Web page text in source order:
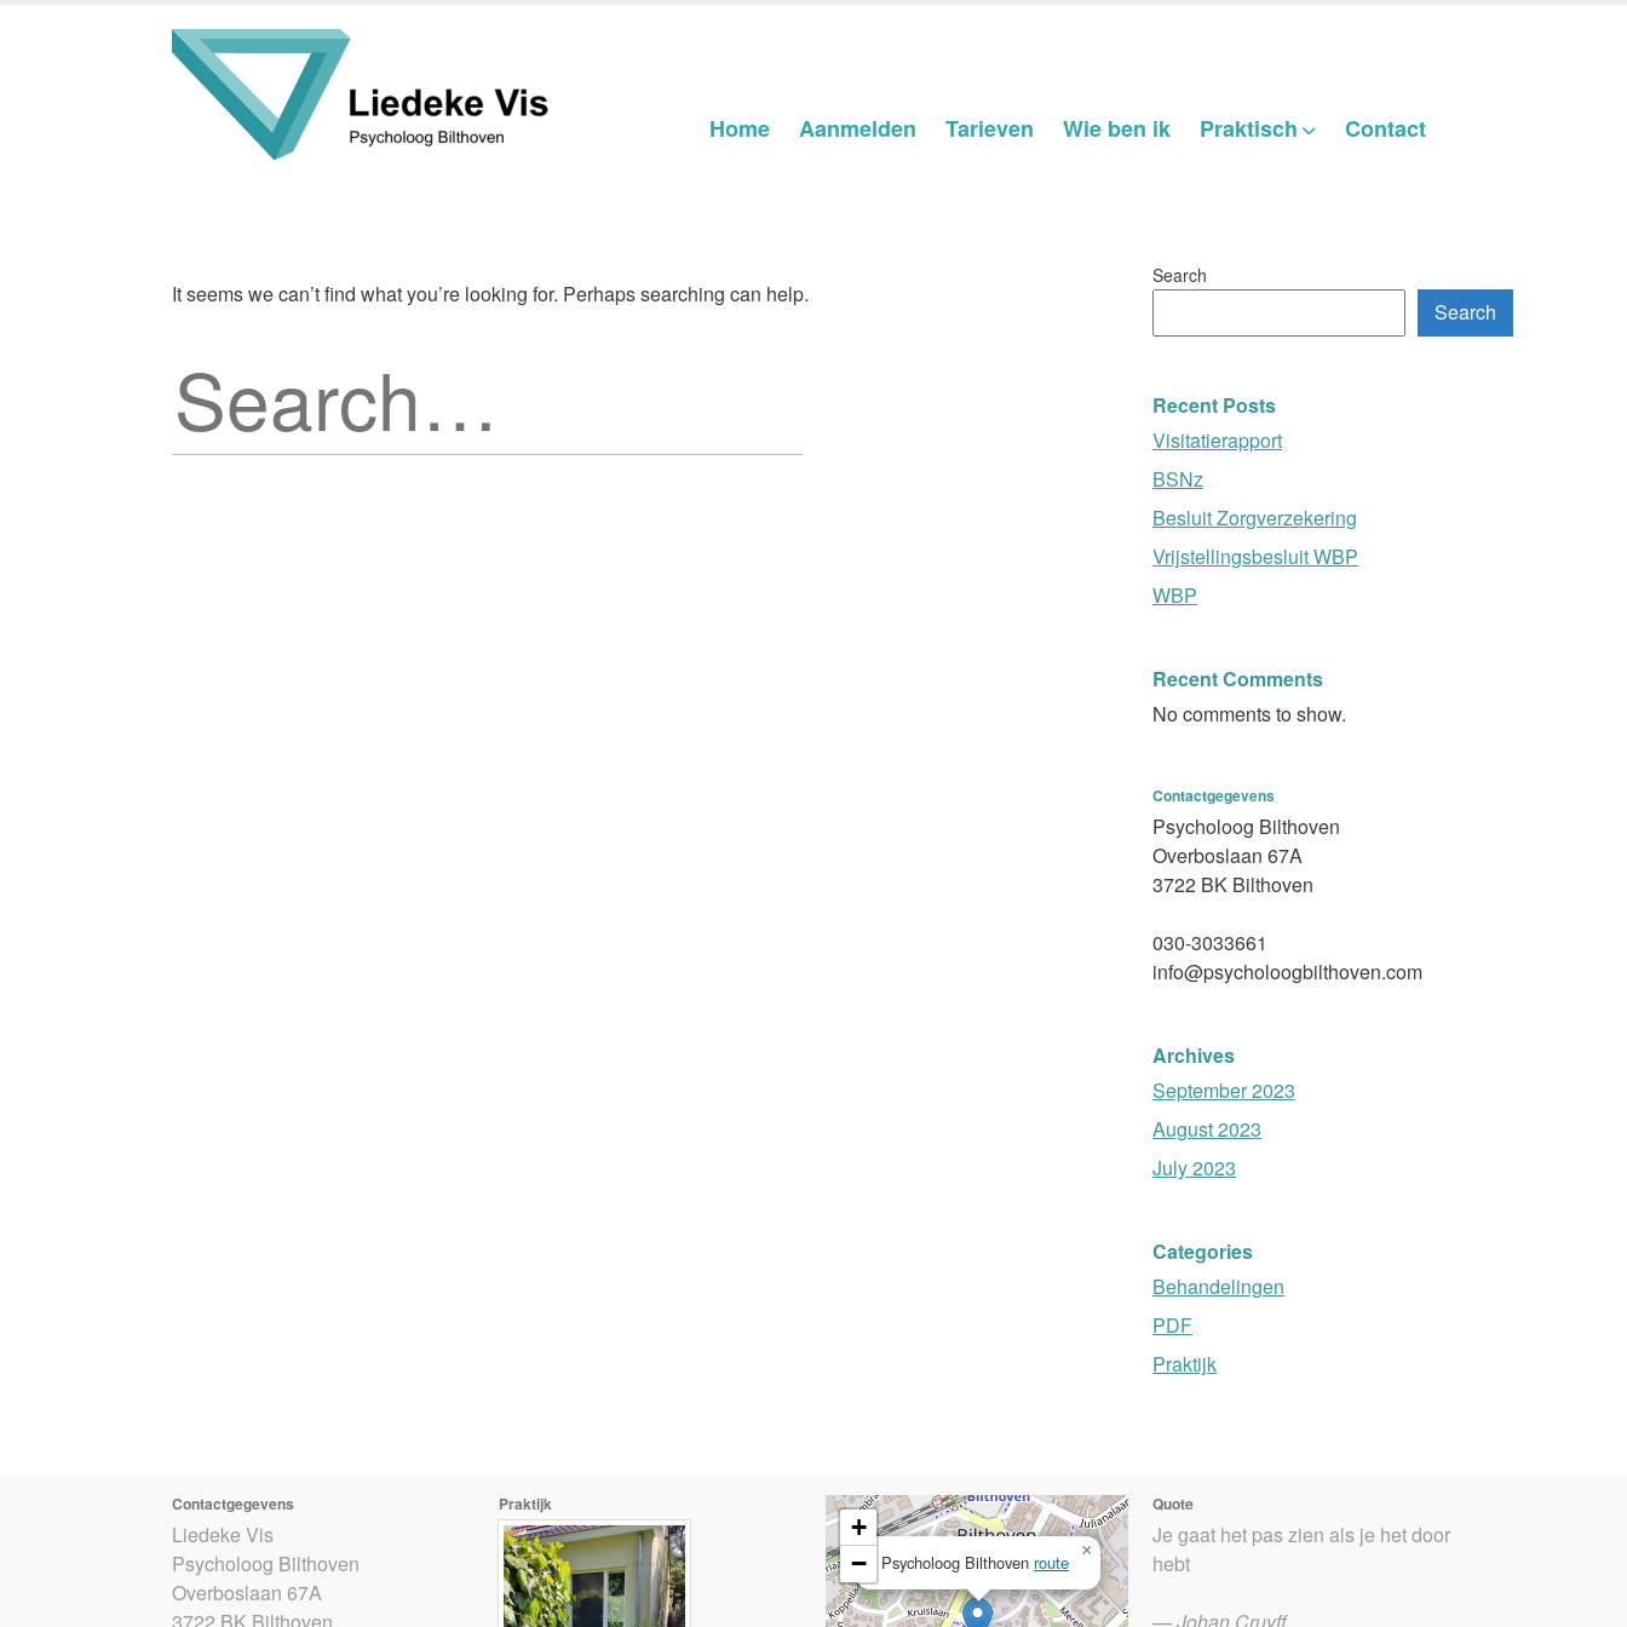
Home Aanmelden Tarieven Wie ben ik Praktisch Contact
It seems we can’t find what you’re looking for. Perhaps searching can help.
for:
Search
Search
Recent Posts
Visitatierapport
BSNz
Besluit Zorgverzekering
Vrijstellingsbesluit WBP
WBP
Recent Comments
No comments to show.
Contactgegevens
Psycholoog Bilthoven
Overboslaan 67A
3722 BK Bilthoven
030-3033661
info@psycholoogbilthoven.com
Archives
September 2023
August 2023
July 2023
Categories
Behandelingen
PDF
Praktijk
Contactgegevens
Liedeke Vis
Psycholoog Bilthoven
Overboslaan 67A
3722 BK Bilthoven
Praktijk
Psycholoog Bilthoven route
×
+
−
Quote
Je gaat het pas zien als je het door
hebt
—Johan Cruyff